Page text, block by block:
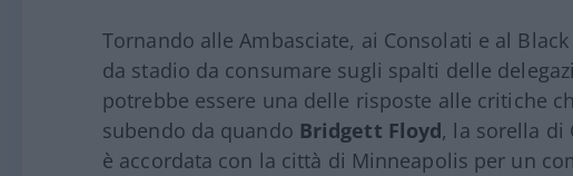
Tornando alle Ambasciate, ai Consolati e al
da stadio da consumare sugli spalti delle
potrebbe essere una delle risposte alle critiche
subendo da quando Bridgett Floyd, la sorella di
è accordata con la città di Minneapolis per un